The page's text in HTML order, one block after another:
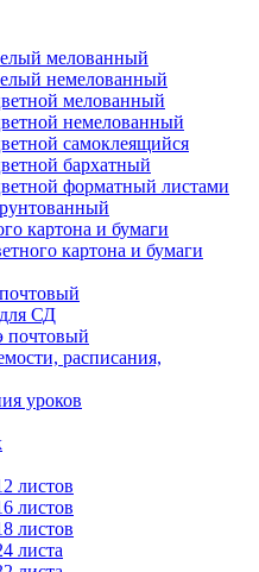
мелованный
немелованный
мелованный
немелованный
самоклеящийся
бархатный
форматный листами
картона и бумаги
картона и бумаги
СД
почтовый
расписания,
уроков
листов
листов
листов
листа